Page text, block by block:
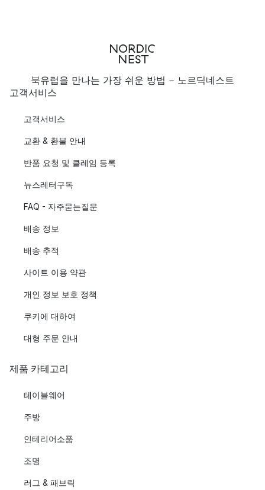
북유럽을 만나는 가장 쉬운 방법 - 노르딕네스트
고객서비스
고객서비스
교환 & 환불 안내
반품 요청 및 클레임 등록
뉴스레터구독
FAQ - 자주묻는질문
배송 정보
배송 추적
사이트 이용 약관
개인 정보 보호 정책
쿠키에 대하여
대형 주문 안내
제품 카테고리
테이블웨어
주방
인테리어소품
조명
러그 & 패브릭